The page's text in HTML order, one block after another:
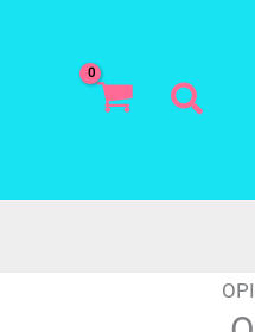
חיפוש